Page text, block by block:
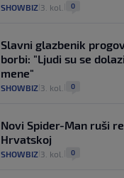
SHOWBIZ 3. kol. 0
Slavni glazbenik
borbi: "Ljudi su se
mene"
SHOWBIZ 3. kol. 0
Novi Spider-Man ruši
Hrvatskoj
SHOWBIZ 3. kol. 0